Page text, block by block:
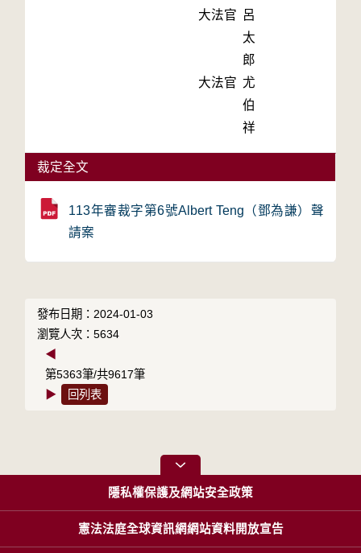
大法官 呂
太
郎
大法官 尤
伯
祥
裁定全文
113年審裁字第6號Albert Teng（鄧為謙）聲
請案
發布日期：2024-01-03
瀏覽人次：5634
◀
第5363筆/共9617筆
▶
回列表
隱私權保護及網站安全政策
憲法法庭全球資訊網網站資料開放宣告